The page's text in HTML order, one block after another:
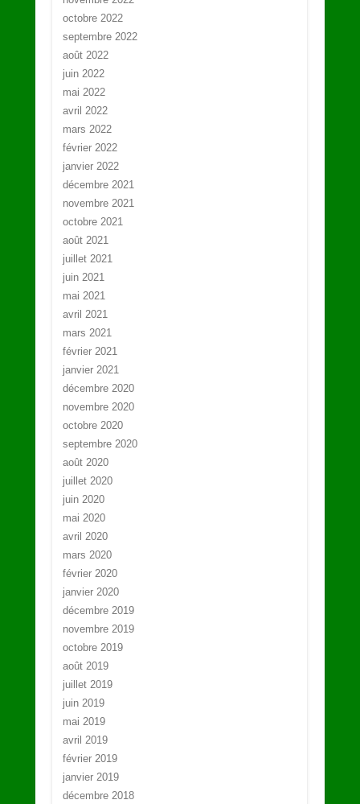
octobre 2022
septembre 2022
août 2022
juin 2022
mai 2022
avril 2022
mars 2022
février 2022
janvier 2022
décembre 2021
novembre 2021
octobre 2021
août 2021
juillet 2021
juin 2021
mai 2021
avril 2021
mars 2021
février 2021
janvier 2021
décembre 2020
novembre 2020
octobre 2020
septembre 2020
août 2020
juillet 2020
juin 2020
mai 2020
avril 2020
mars 2020
février 2020
janvier 2020
décembre 2019
novembre 2019
octobre 2019
août 2019
juillet 2019
juin 2019
mai 2019
avril 2019
février 2019
janvier 2019
décembre 2018